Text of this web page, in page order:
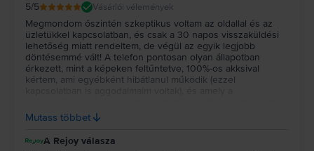
5/5 Vásárlói vélemények
Megmondom őszintén szkeptikus voltam az oldallal és az
üzletükkel kapcsolatban, és csak a 30 napos visszaküldési
lehetőség miatt rendeltem, de végül az egyik legjobb
döntésemmé vált! A telefon pontosan olyan állapotban
érkezett, mint a képeken feltűntetve, 100%-os akksival
kértem, ami egyébként hibátlanul működik (ezzel
valaha kapott! Bátran tudom és fogom is ajánlani ezt az oldalt
bárkinek, akinek megér egy kizárólag vakuval látható karc
130 ezer forint megtakarítást!
Mutass többet
A Rejoy válasza